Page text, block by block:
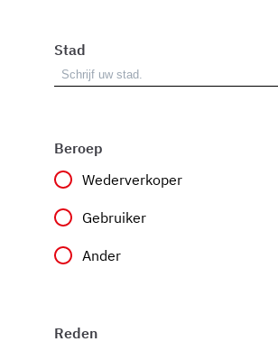
Stad
Beroep
Wederverkoper
Gebruiker
Ander
Reden